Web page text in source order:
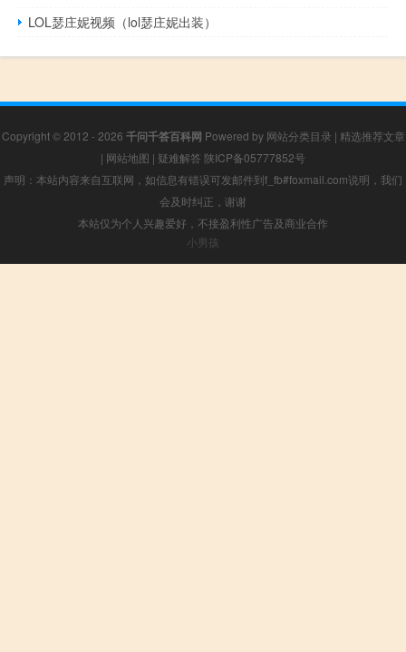
LOL瑟庄妮视频（lol瑟庄妮出装）
Copyright © 2012 - 2026 千问千答百科网 Powered by 网站分类目录 | 精选推荐文章
| 网站地图 | 疑难解答 陕ICP备05777852号
声明：本站内容来自互联网，如信息有错误可发邮件到f_fb#foxmail.com说明，我们
会及时纠正，谢谢
本站仅为个人兴趣爱好，不接盈利性广告及商业合作
小男孩